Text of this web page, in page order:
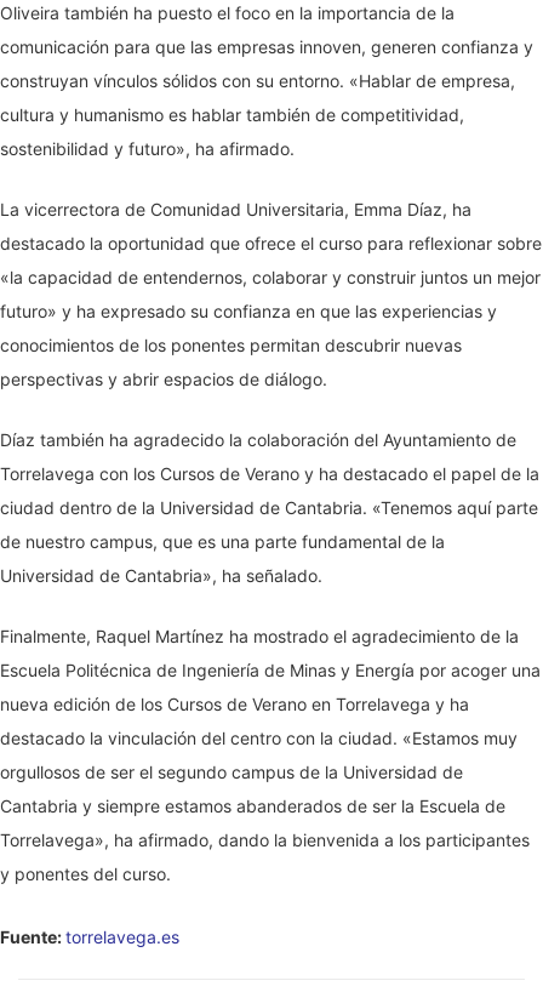
Oliveira también ha puesto el foco en la importancia de la
comunicación para que las empresas innoven, generen confianza y
construyan vínculos sólidos con su entorno. «Hablar de empresa,
cultura y humanismo es hablar también de competitividad,
sostenibilidad y futuro», ha afirmado.
La vicerrectora de Comunidad Universitaria, Emma Díaz, ha
destacado la oportunidad que ofrece el curso para reflexionar sobre
«la capacidad de entendernos, colaborar y construir juntos un mejor
futuro» y ha expresado su confianza en que las experiencias y
conocimientos de los ponentes permitan descubrir nuevas
perspectivas y abrir espacios de diálogo.
Díaz también ha agradecido la colaboración del Ayuntamiento de
Torrelavega con los Cursos de Verano y ha destacado el papel de la
ciudad dentro de la Universidad de Cantabria. «Tenemos aquí parte
de nuestro campus, que es una parte fundamental de la
Universidad de Cantabria», ha señalado.
Finalmente, Raquel Martínez ha mostrado el agradecimiento de la
Escuela Politécnica de Ingeniería de Minas y Energía por acoger una
nueva edición de los Cursos de Verano en Torrelavega y ha
destacado la vinculación del centro con la ciudad. «Estamos muy
orgullosos de ser el segundo campus de la Universidad de
Cantabria y siempre estamos abanderados de ser la Escuela de
Torrelavega», ha afirmado, dando la bienvenida a los participantes
y ponentes del curso.
Fuente:torrelavega.es